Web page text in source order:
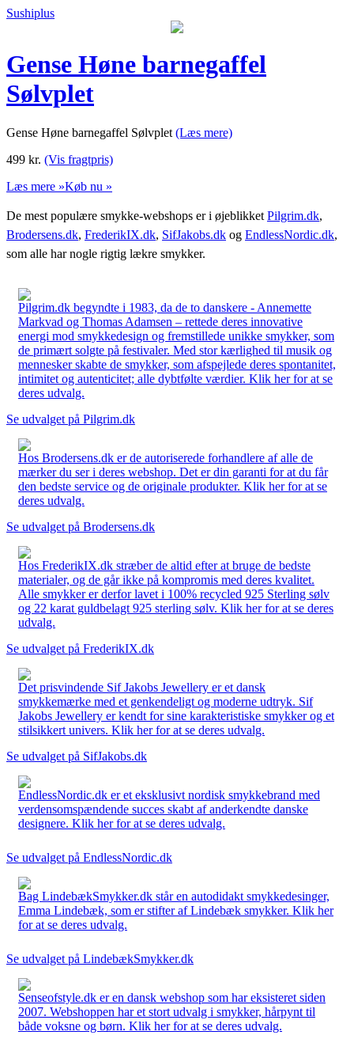
Sushiplus
Gense Høne barnegaffel
Sølvplet
Gense Høne barnegaffel Sølvplet (Læs mere)
499 kr. (Vis fragtpris)
Læs mere »Køb nu »
De mest populære smykke-webshops er i øjeblikket Pilgrim.dk,
Brodersens.dk, FrederikIX.dk, SifJakobs.dk og EndlessNordic.dk,
som alle har nogle rigtig lækre smykker.
Pilgrim.dk begyndte i 1983, da de to danskere - Annemette
Markvad og Thomas Adamsen – rettede deres innovative
energi mod smykkedesign og fremstillede unikke smykker, som
de primært solgte på festivaler. Med stor kærlighed til musik og
mennesker skabte de smykker, som afspejlede deres spontanitet,
intimitet og autenticitet; alle dybtfølte værdier. Klik her for at se
deres udvalg.
Se udvalget på Pilgrim.dk
Hos Brodersens.dk er de autoriserede forhandlere af alle de
mærker du ser i deres webshop. Det er din garanti for at du får
den bedste service og de originale produkter. Klik her for at se
deres udvalg.
Se udvalget på Brodersens.dk
Hos FrederikIX.dk stræber de altid efter at bruge de bedste
materialer, og de går ikke på kompromis med deres kvalitet.
Alle smykker er derfor lavet i 100% recycled 925 Sterling sølv
og 22 karat guldbelagt 925 sterling sølv. Klik her for at se deres
udvalg.
Se udvalget på FrederikIX.dk
Det prisvindende Sif Jakobs Jewellery er et dansk
smykkemærke med et genkendeligt og moderne udtryk. Sif
Jakobs Jewellery er kendt for sine karakteristiske smykker og et
stilsikkert univers. Klik her for at se deres udvalg.
Se udvalget på SifJakobs.dk
EndlessNordic.dk er et eksklusivt nordisk smykkebrand med
verdensomspændende succes skabt af anderkendte danske
designere. Klik her for at se deres udvalg.
Se udvalget på EndlessNordic.dk
Bag LindebækSmykker.dk står en autodidakt smykkedesinger,
Emma Lindebæk, som er stifter af Lindebæk smykker. Klik her
for at se deres udvalg.
Se udvalget på LindebækSmykker.dk
Senseofstyle.dk er en dansk webshop som har eksisteret siden
2007. Webshoppen har et stort udvalg i smykker, hårpynt til
både voksne og børn. Klik her for at se deres udvalg.